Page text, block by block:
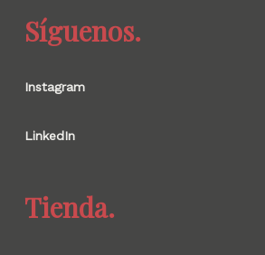
Síguenos.
Instagram
LinkedIn
Tienda.